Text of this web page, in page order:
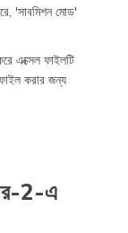
'সাবমিশন মোড'
এক্সেল ফাইলটি
করার জন্য
2-এ